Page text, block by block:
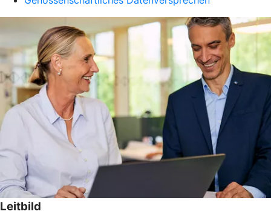
Leitbild